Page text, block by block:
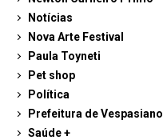
Notícias
Nova Arte Festival
Paula Toyneti
Pet shop
Política
Prefeitura de Vespasiano
Saúde +